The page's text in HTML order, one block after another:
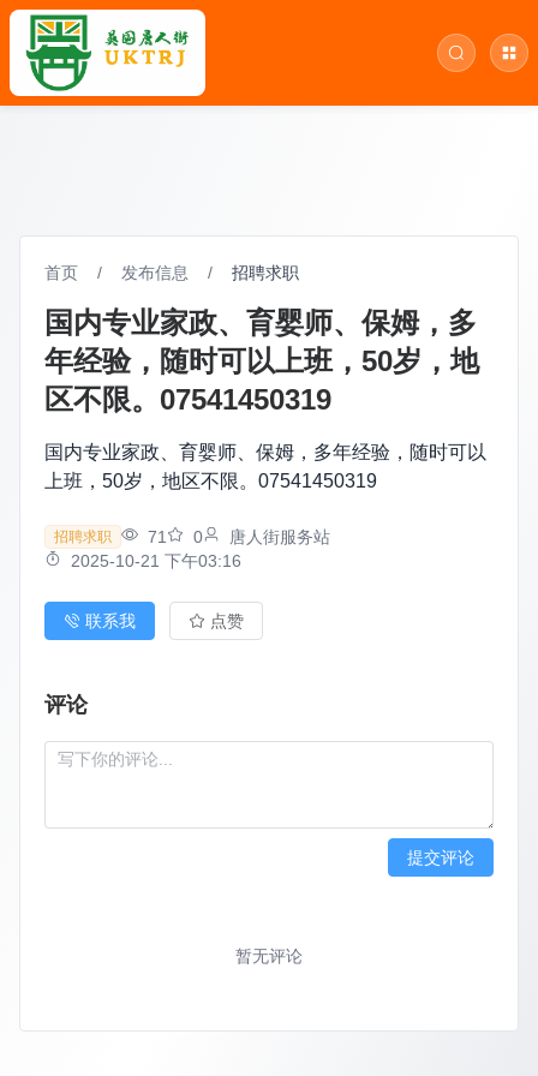
首页 / 发布信息 / 招聘求职
国内专业家政、育婴师、保姆，多
年经验，随时可以上班，50岁，地
区不限。07541450319
国内专业家政、育婴师、保姆，多年经验，随时可以
上班，50岁，地区不限。07541450319
招聘求职 71 0
唐人街服务站
2025-10-21 下午03:16
联系我 点赞
评论
提交评论
暂无评论